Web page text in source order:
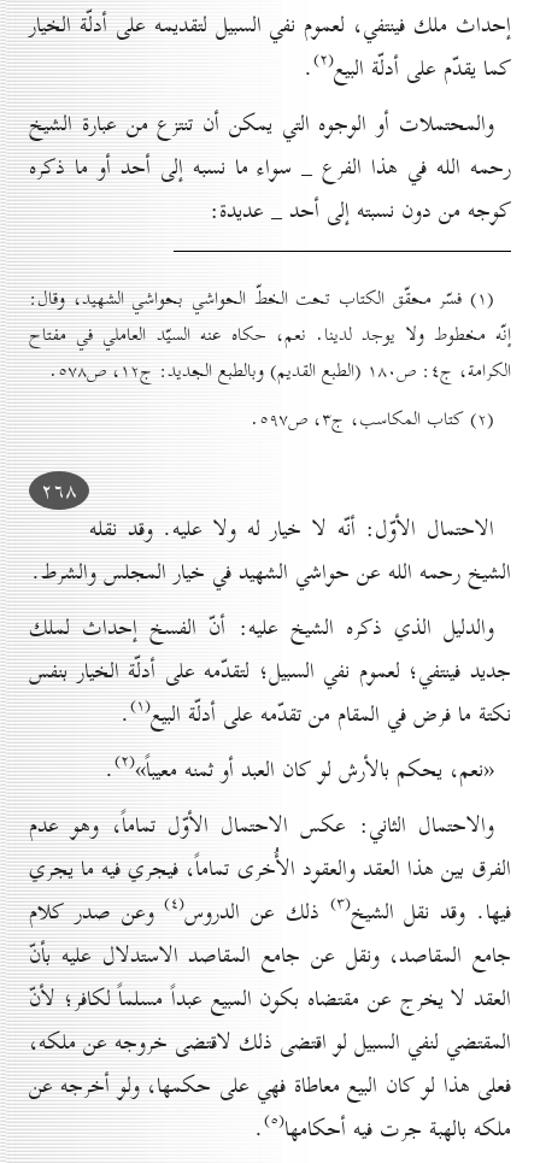
إحداث ملك فينتفي، لعموم نفي السبيل لتقديمه على أدلّة الخيار
كما يقدّم على أدلّة البيع(۲) .
والمحتملات أو الوجوه التي يمكن أن تنتزع من عبارة الشيخ
رحمه الله في هذا الفرع _ سواء ما نسبه إلى أحد أو ما ذكره
كوجه من دون نسبته إلى أحد _ عديدة:
(۱) فسّر محقّق الكتاب تحت الخطّ الحواشي بحواشي الشهيد، وقال:
إنّه مخطوط ولا يوجد لدينا. نعم، حكاه عنه السيّد العاملي في مفتاح
الكرامة، ج٤: ص۱۸٠ (الطبع القدیم) وبالطبع الجدید: ج۱۲، ص٥۷۸.
(۲) کتاب المكاسب، ج۳، ص٥۹۷.
۲٦۸
الاحتمال الأوّل: أنّه لا خيار له ولا عليه. وقد نقله
الشيخ رحمه الله عن حواشي الشهيد في خيار المجلس والشرط.
والدليل الذي ذكره الشيخ عليه: أنّ الفسخ إحداث لملك
جديد فينتفي؛ لعموم نفي السبيل؛ لتقدّمه على أدلّة الخيار بنفس
نكتة ما فرض في المقام من تقدّمه على أدلّة البيع(۱) .
«نعم، يحكم بالأرش لو كان العبد أو ثمنه معيباً»(۲) .
والاحتمال الثاني: عكس الاحتمال الأوّل تماماً، وهو عدم
الفرق بين هذا العقد والعقود الأُخرى تماماً، فيجري فيه ما يجري
فيها. وقد نقل الشيخ(۳) ذلك عن الدروس(٤) وعن صدر كلام
جامع المقاصد، ونقل عن جامع المقاصد الاستدلال عليه بأنّ
العقد لا يخرج عن مقتضاه بكون المبيع عبداً مسلماً لكافر؛ لأنّ
المقتضي لنفي السبيل لو اقتضى ذلك لاقتضى خروجه عن ملكه،
فعلى هذا لو كان البيع معاطاة فهي على حكمها، ولو أخرجه عن
ملكه بالهبة جرت فيه أحكامها(٥) .